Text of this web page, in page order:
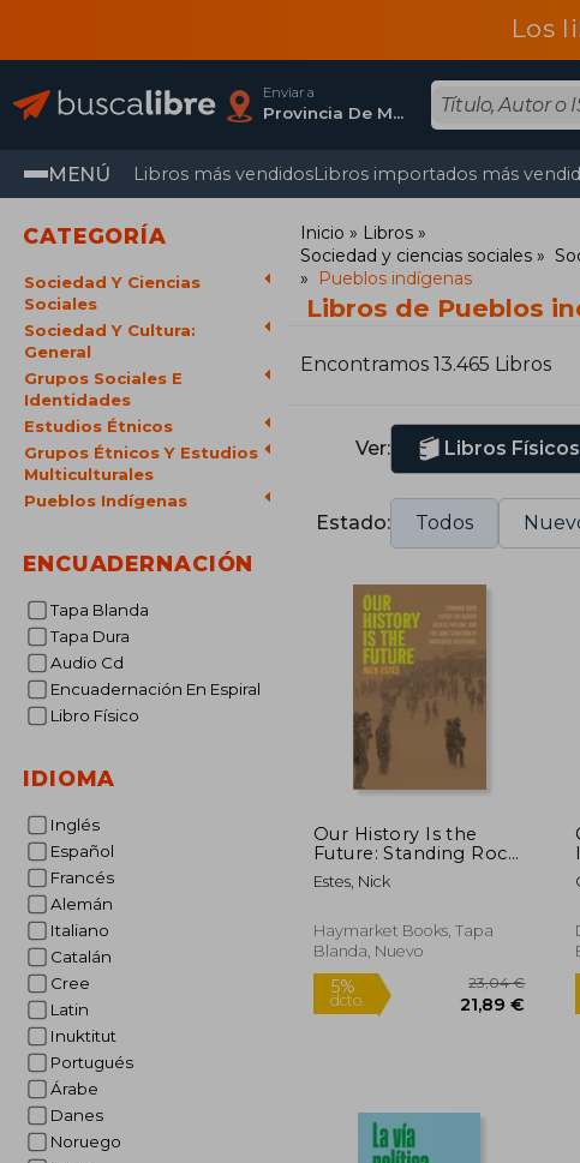
Los
Enviar a
Provincia De Madrid
MENÚ Libros más vendidosLibros importados más
CATEGORÍA
Sociedad Y Ciencias
Sociales
Sociedad Y Cultura:
General
Grupos Sociales E
Identidades
Estudios Étnicos
Grupos Étnicos Y Estudios
Multiculturales
Pueblos Indígenas
ENCUADERNACIÓN
Tapa Blanda
Tapa Dura
Audio Cd
Encuadernación En Espiral
Libro Físico
IDIOMA
Inglés
Español
Francés
Alemán
Italiano
Catalán
Cree
Latin
Inuktitut
Portugués
Árabe
Danes
Noruego
Inicio
Libros
Sociedad y ciencias sociales
Pueblos indígenas
Libros de Pueblos
Encontramos 13.465 Libros
Ver: Libros Físicos
Estado: Todos
Our History Is the
Future: Standing Rock
Versus the Dakota
Access Pipeline, and
Indigenous Resistance
(en Inglés)
Estes, Nick
Haymarket Books, Tapa
Blanda, Nuevo
dcto.